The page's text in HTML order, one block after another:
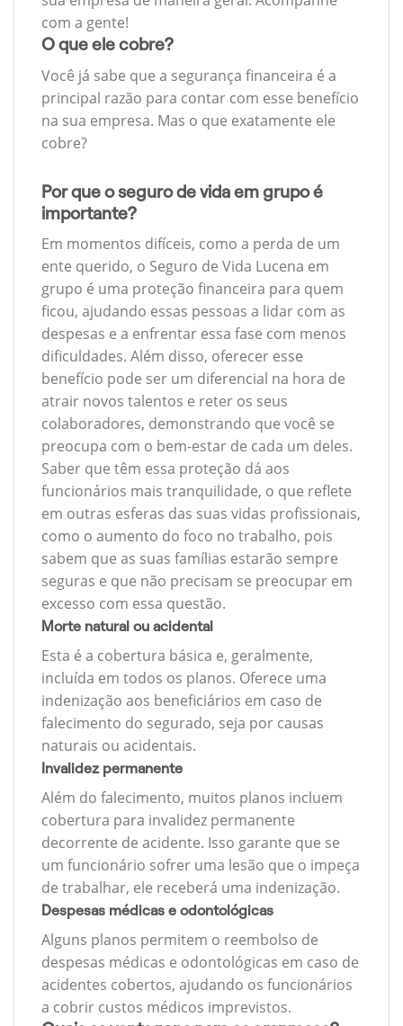
com a gente!
O que ele cobre?
Você já sabe que a segurança financeira é a
principal razão para contar com esse benefício
na sua empresa. Mas o que exatamente ele
cobre?
Por que o seguro de vida em grupo é
importante?
Em momentos difíceis, como a perda de um
ente querido, o Seguro de Vida Lucena em
grupo é uma proteção financeira para quem
ficou, ajudando essas pessoas a lidar com as
despesas e a enfrentar essa fase com menos
dificuldades. Além disso, oferecer esse
benefício pode ser um diferencial na hora de
atrair novos talentos e reter os seus
colaboradores, demonstrando que você se
preocupa com o bem-estar de cada um deles.
Saber que têm essa proteção dá aos
funcionários mais tranquilidade, o que reflete
em outras esferas das suas vidas profissionais,
como o aumento do foco no trabalho, pois
sabem que as suas famílias estarão sempre
seguras e que não precisam se preocupar em
excesso com essa questão.
Morte natural ou acidental
Esta é a cobertura básica e, geralmente,
incluída em todos os planos. Oferece uma
indenização aos beneficiários em caso de
falecimento do segurado, seja por causas
naturais ou acidentais.
Invalidez permanente
Além do falecimento, muitos planos incluem
cobertura para invalidez permanente
decorrente de acidente. Isso garante que se
um funcionário sofrer uma lesão que o impeça
de trabalhar, ele receberá uma indenização.
Despesas médicas e odontológicas
Alguns planos permitem o reembolso de
despesas médicas e odontológicas em caso de
acidentes cobertos, ajudando os funcionários
a cobrir custos médicos imprevistos.